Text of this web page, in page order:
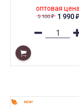
оптовая
5 100₽ 1 990 ₽
NEW!